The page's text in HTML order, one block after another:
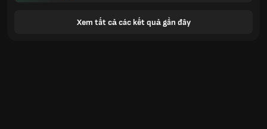
Xem tất cả các kết quả gần đây